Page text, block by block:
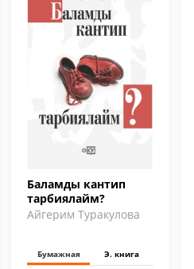
Баламды кантип
тарбиялайм?
Айгерим Туракулова
Бумажная Э. книга